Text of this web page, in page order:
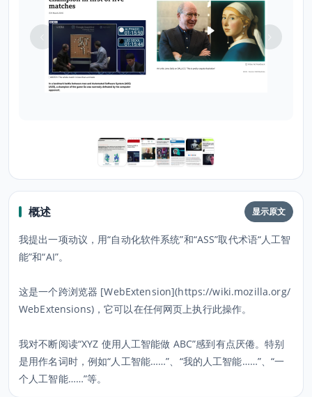
概述 显示原文
我提出一项动议，用“自动化软件系统”和“ASS”取代术语“人工智
能”和“AI”。
这是一个跨浏览器 [WebExtension](https://wiki.mozilla.org/
WebExtensions)，它可以在任何网页上执行此操作。
我对不断阅读“XYZ 使用人工智能做 ABC”感到有点厌倦。特别
是用作名词时，例如“人工智能……”、“我的人工智能……”、“一
个人工智能……”等。